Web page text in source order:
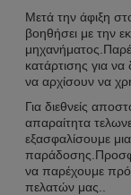
Μετά την άφιξη
βοηθήσει με την
κατάρτισης για
να αρχίσουν να
Για διεθνείς
απαραίτητα
εξασφαλίσουμε
να παρέχουμε
πελατών μας..